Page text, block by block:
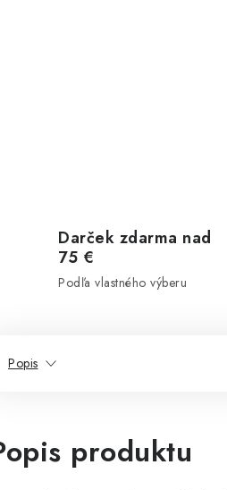
Darček zdarma nad
75 €
Podľa vlastného výberu
Popis
produktu